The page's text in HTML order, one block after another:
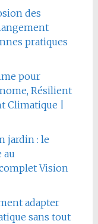
des
pratiques
pour
Résilient
Climatique |
jardin : le
au
Vision
adapter
sans tout